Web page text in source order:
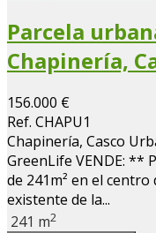
Parcela
Chapinería,
156.000 €
Ref. CHAPU1
Chapinería, Casco
GreenLife VENDE: **
de 241m² en el
existente de la...
241 m2